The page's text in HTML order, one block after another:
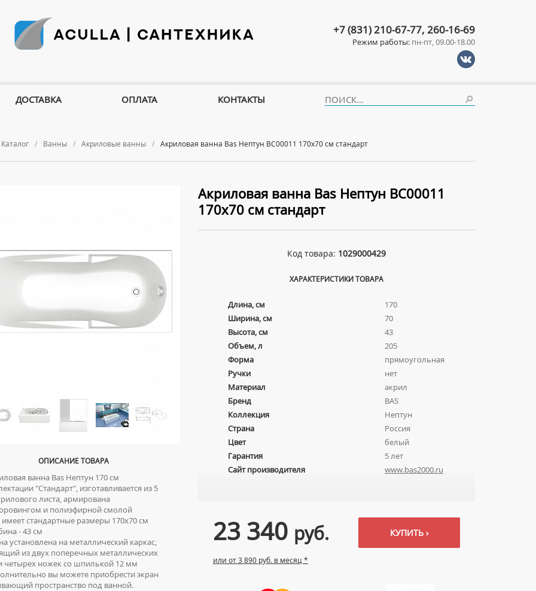
Каталог Ванны Акриловые ванны Акриловая ванна Bas Нептун ВС00011 170x70 см стандарт
ОПИСАНИЕ ТОВАРА
ванна Bas Нептун 170 см
"Стандарт", изготавливается из 5
листа, армирована
и полиэфирной смолой
стандартные размеры 170х70 см
- 43 см
установлена на металлический каркас,
из двух поперечных металлических
четырех ножек со шпилькой 12 мм
вы можете приобрести экран
пространство под ванной.
Акриловая ванна Bas Нептун ВС00011
170x70 см стандарт
Код товара: 1029000429
ХАРАКТЕРИСТИКИ ТОВАРА
Длина, см
170
Ширина, см
70
Высота, см
43
Объем, л
205
Форма
прямоугольная
Ручки
нет
Материал
акрил
Бренд
BAS
Коллекция
Нептун
Страна
Россия
Цвет
белый
Гарантия
5 лет
Сайт производителя
www.bas2000.ru
23 340 руб.
или от 3 890 руб. в месяц *
КУПИТЬ ›
+7 (831) 210-67-77, 260-16-69
Режим работы: пн-пт, 09.00-18.00
ДОСТАВКА ОПЛАТА КОНТАКТЫ